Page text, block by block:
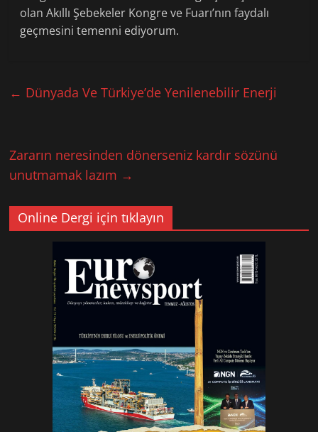
olan Akıllı Şebekeler Kongre ve Fuarı’nın faydalı
geçmesini temenni ediyorum.
← Dünyada Ve Türkiye’de Yenilenebilir Enerji
Zararın neresinden dönerseniz kardır sözünü
unutmamak lazım →
Online Dergi için tıklayın